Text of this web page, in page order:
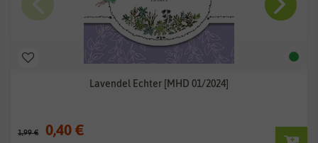
Lavendel Echter [MHD 01/2024]
1,99 € 0,40 €